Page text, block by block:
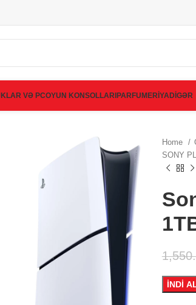
VƏ PCOYUN KONSOLLARI PARFUMERİYADİGƏR
Home
SONY
İNDİ